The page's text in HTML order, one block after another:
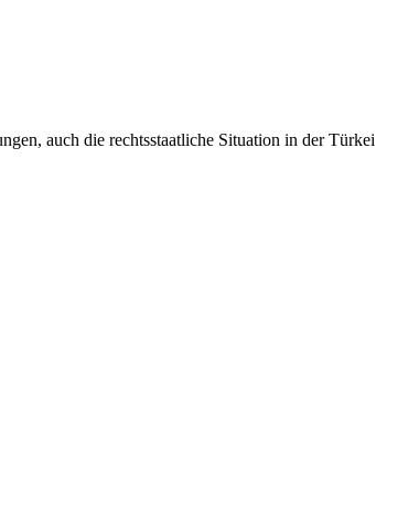
auch die rechtsstaatliche Situation in der Türkei